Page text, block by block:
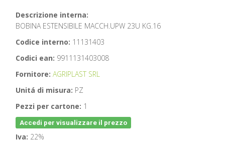
Descrizione interna:
BOBINA ESTENSIBILE MACCH.UPW 23U KG.16
Codice interno: 11131403
Codici ean: 9911131403008
Fornitore: AGRIPLAST SRL
Unitá di misura: PZ
Pezzi per cartone: 1
Accedi per visualizzare il prezzo
Iva: 22%